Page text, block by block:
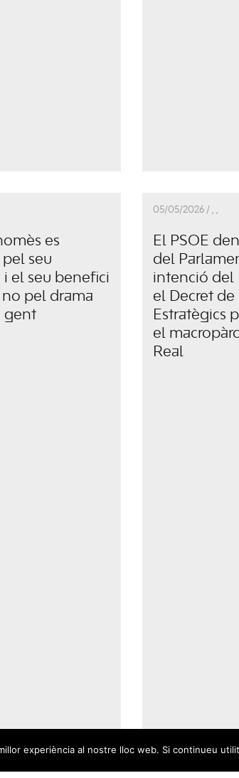
es
seu
i el seu benefici
pel drama
gent
05/05/2026 / , ,
El PSOE
del
intenció del
el Decret de
Estratègics
el
Real
experiència al nostre lloc web. Si continueu